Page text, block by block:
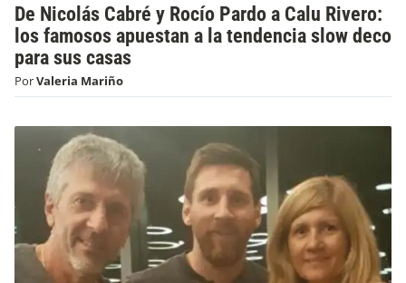
De Nicolás Cabré y Rocío Pardo a Calu Rivero:
los famosos apuestan a la tendencia slow deco
para sus casas
PorValeria Mariño